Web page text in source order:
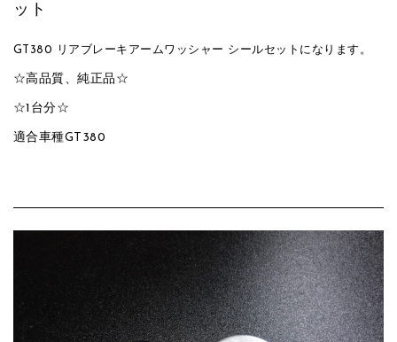
ット
GT380 リアブレーキアームワッシャー シールセットになります。
☆高品質、純正品☆
☆1台分☆
適合車種GT380